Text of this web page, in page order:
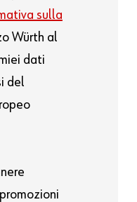
sulla
Würth al
dati
del